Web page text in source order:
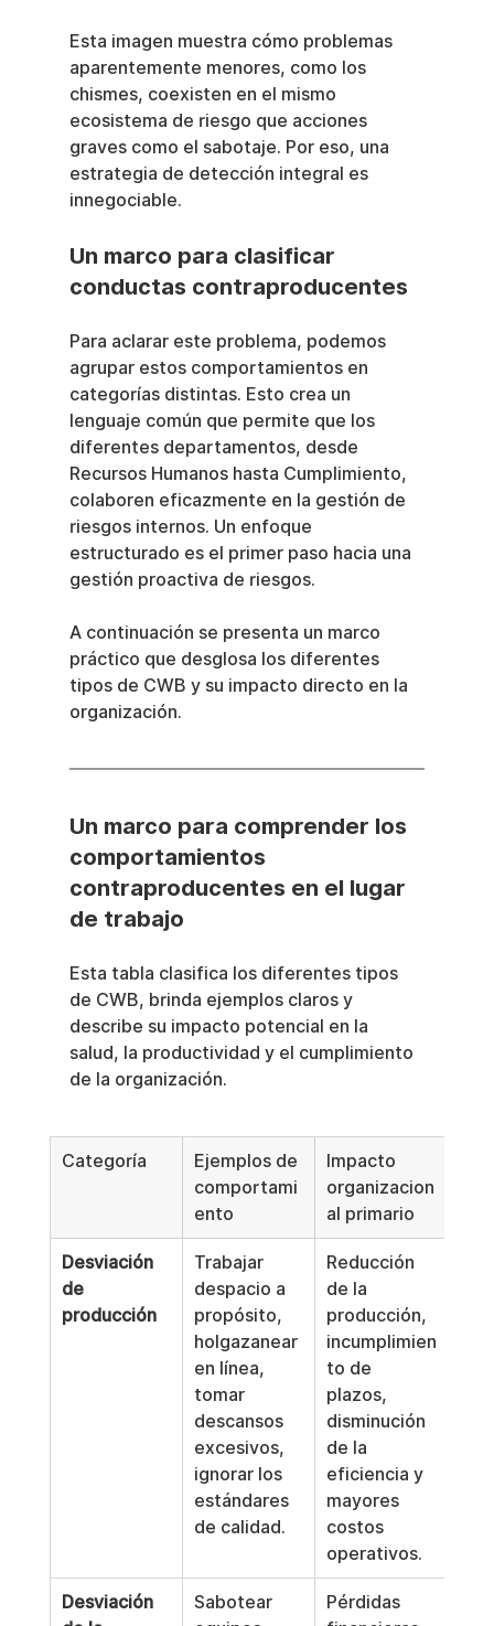
Esta imagen muestra cómo problemas
aparentemente menores, como los
chismes, coexisten en el mismo
ecosistema de riesgo que acciones
graves como el sabotaje. Por eso, una
estrategia de detección integral es
innegociable.
Un marco para clasificar
conductas contraproducentes
Para aclarar este problema, podemos
agrupar estos comportamientos en
categorías distintas. Esto crea un
lenguaje común que permite que los
diferentes departamentos, desde
Recursos Humanos hasta Cumplimiento,
colaboren eficazmente en la gestión de
riesgos internos. Un enfoque
estructurado es el primer paso hacia una
gestión proactiva de riesgos.
A continuación se presenta un marco
práctico que desglosa los diferentes
tipos de CWB y su impacto directo en la
organización.
Un marco para comprender los
comportamientos
contraproducentes en el lugar
de trabajo
Esta tabla clasifica los diferentes tipos
de CWB, brinda ejemplos claros y
describe su impacto potencial en la
salud, la productividad y el cumplimiento
de la organización.
Categoría
Ejemplos de
comportami
ento
Impacto
organizacion
al primario
Desviación
de
producción
Trabajar
despacio a
propósito,
holgazanear
en línea,
tomar
descansos
excesivos,
ignorar los
estándares
de calidad.
Reducción
de la
producción,
incumplimien
to de
plazos,
disminución
de la
eficiencia y
mayores
costos
operativos.
Desviación
Sabotear
Pérdidas